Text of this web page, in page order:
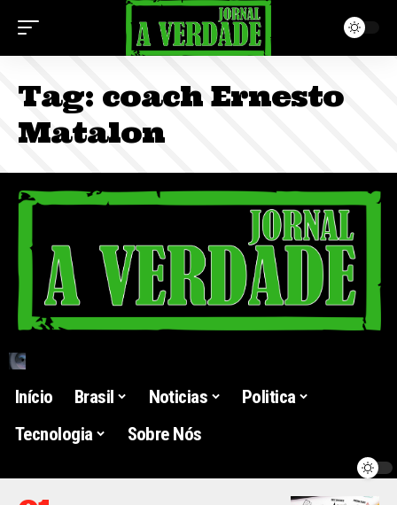
Tag: coach Ernesto
Matalon
Início Brasil Noticias
Politica
Tecnologia
Sobre Nós